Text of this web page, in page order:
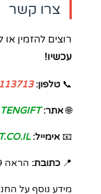
צרו קשר
רוצים להזמין
עכשיו!
📞 טלפון:
🌐אתר: TENGIFT – חנות המתנות של ישראל
📧 אימייל:
📍 כתובת: הראה 119, רמת גן
מידע נוסף על